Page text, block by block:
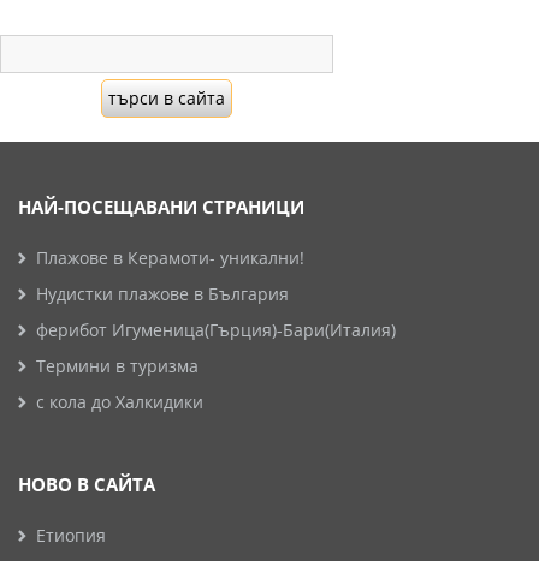
НАЙ-ПОСЕЩАВАНИ СТРАНИЦИ
Плажове в Керамоти- уникални!
Нудистки плажове в България
ферибот Игуменица(Гърция)-Бари(Италия)
Термини в туризма
с кола до Халкидики
НОВО В САЙТА
Етиопия